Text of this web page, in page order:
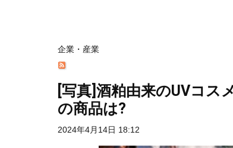
企業・産業
[写真]酒粕由来のUVコ
の商品は?
2024年4月14日 18:12